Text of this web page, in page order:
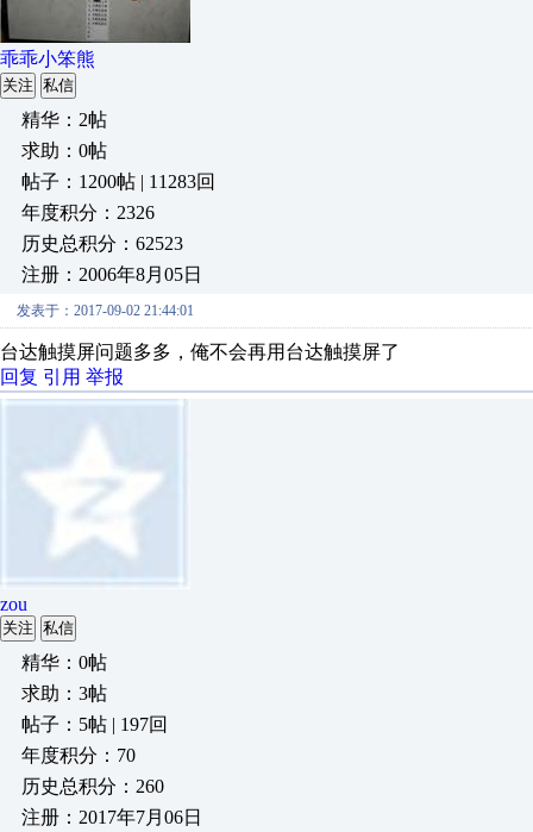
乖乖小笨熊
关注 私信
精华：2帖
求助：0帖
帖子：1200帖 | 11283回
年度积分：2326
历史总积分：62523
注册：2006年8月05日
发表于：2017-09-02 21:44:01
台达触摸屏问题多多，俺不会再用台达触摸屏了
回复 引用 举报
zou
关注 私信
精华：0帖
求助：3帖
帖子：5帖 | 197回
年度积分：70
历史总积分：260
注册：2017年7月06日